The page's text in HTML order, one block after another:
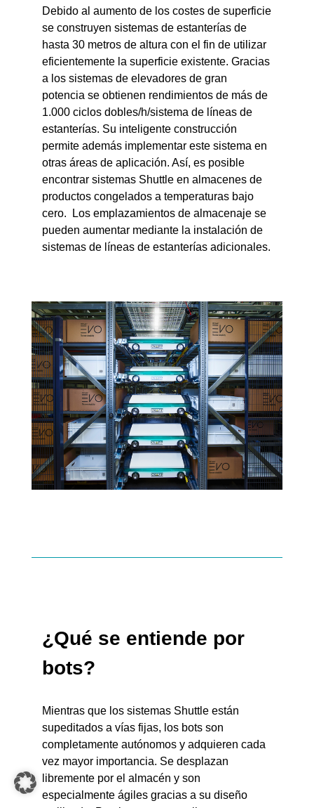
Debido al aumento de los costes de superficie
se construyen sistemas de estanterías de
hasta 30 metros de altura con el fin de utilizar
eficientemente la superficie existente. Gracias
a los sistemas de elevadores de gran
potencia se obtienen rendimientos de más de
1.000 ciclos dobles/h/sistema de líneas de
estanterías. Su inteligente construcción
permite además implementar este sistema en
otras áreas de aplicación. Así, es posible
encontrar sistemas Shuttle en almacenes de
productos congelados a temperaturas bajo
cero. Los emplazamientos de almacenaje se
pueden aumentar mediante la instalación de
sistemas de líneas de estanterías adicionales.
¿Qué se entiende por
bots?
Mientras que los sistemas Shuttle están
supeditados a vías fijas, los bots son
completamente autónomos y adquieren cada
vez mayor importancia. Se desplazan
libremente por el almacén y son
especialmente ágiles gracias a su diseño